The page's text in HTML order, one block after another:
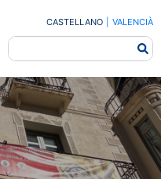
CASTELLANO VALENCIÀ